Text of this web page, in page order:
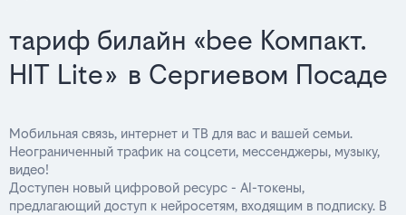
тариф билайн «bee Компакт.
HIT Lite» в Сергиевом Посаде
Мобильная связь, интернет и ТВ для вас и вашей семьи.
Неограниченный трафик на соцсети, мессенджеры, музыку,
видео!
Доступен новый цифровой ресурс - AI-токены,
предлагающий доступ к нейросетям, входящим в подписку. В